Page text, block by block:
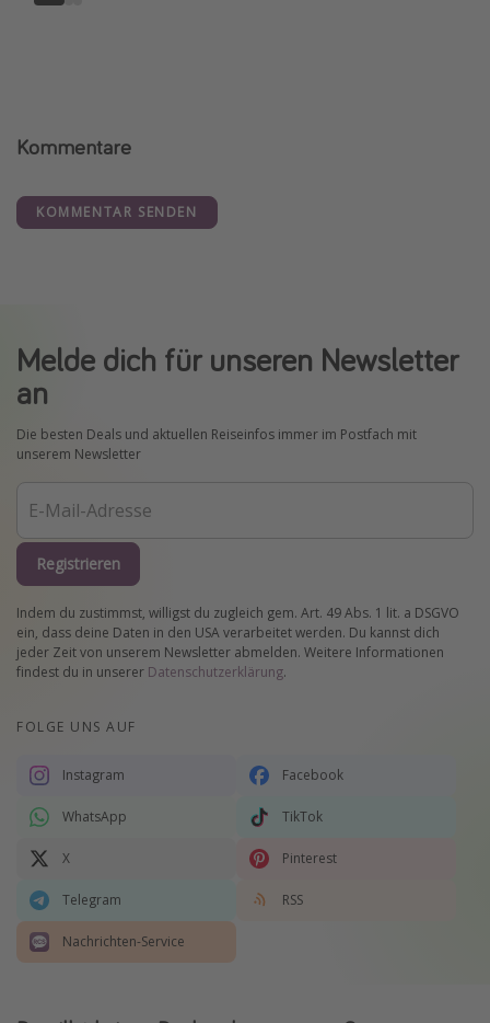
Kommentare
KOMMENTAR SENDEN
Melde dich für unseren Newsletter
an
Die besten Deals und aktuellen Reiseinfos immer im Postfach mit
unserem Newsletter
Registrieren
Indem du zustimmst, willigst du zugleich gem. Art. 49 Abs. 1 lit. a DSGVO
ein, dass deine Daten in den USA verarbeitet werden. Du kannst dich
jeder Zeit von unserem Newsletter abmelden. Weitere Informationen
findest du in unserer Datenschutzerklärung.
FOLGE UNS AUF
Instagram Facebook
WhatsApp TikTok
X Pinterest
Telegram RSS
Nachrichten-Service